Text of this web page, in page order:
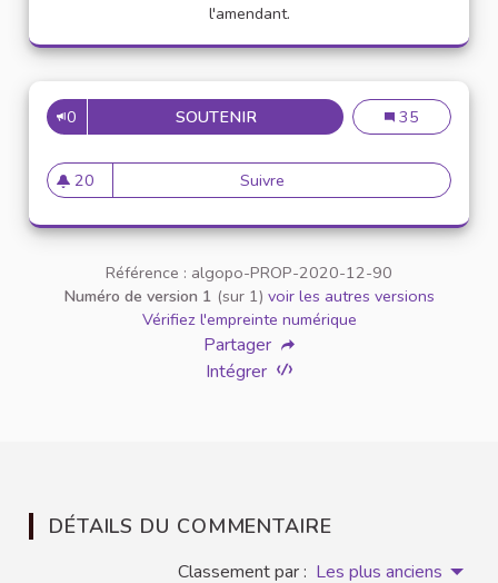
l'amendant.
0 SOUTENIR UN PODCAST
Un podcast
35
20
20 abonnés
Suivre Un podcast pour
Référence : algopo-PROP-2020-12-90
Numéro de version 1 (sur 1) voir les autres versions
Vérifiez l'empreinte numérique
Partager
Intégrer
DÉTAILS DU COMMENTAIRE
Classement par : Les plus anciens